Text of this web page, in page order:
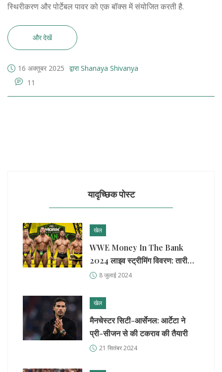
स्थिरीकरण और पोर्टेबल पावर को एक बॉक्स में संयोजित करती है.
और देखें
16 अक्तूबर 2025 द्वारा Shanaya Shivanya
11
यादृच्छिक पोस्ट
खेल
WWE Money In The Bank
2024 लाइव स्ट्रीमिंग विवरण: तारीख,
समय, चैनल और अधिक जानकारी
8 जुलाई 2024
खेल
मैनचेस्टर सिटी-आर्सेनल: आर्टेटा ने
प्री-सीजन से की टकराव की तैयारी
21 सितंबर 2024